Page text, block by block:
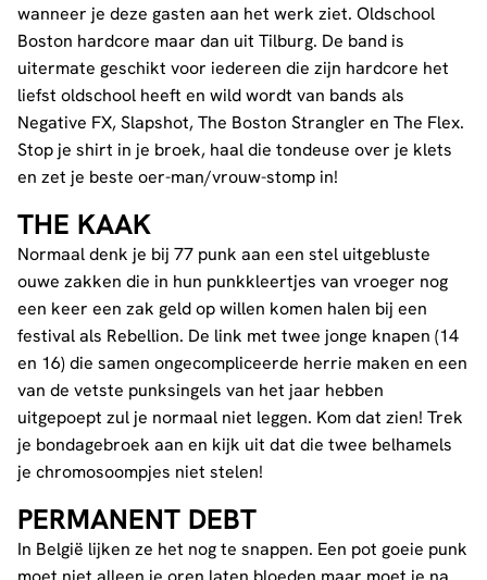
wanneer je deze gasten aan het werk ziet. Oldschool
Boston hardcore maar dan uit Tilburg. De band is
uitermate geschikt voor iedereen die zijn hardcore het
liefst oldschool heeft en wild wordt van bands als
Negative FX, Slapshot, The Boston Strangler en The Flex.
Stop je shirt in je broek, haal die tondeuse over je klets
en zet je beste oer-man/vrouw-stomp in!
THE KAAK
Normaal denk je bij 77 punk aan een stel uitgebluste
ouwe zakken die in hun punkkleertjes van vroeger nog
een keer een zak geld op willen komen halen bij een
festival als Rebellion. De link met twee jonge knapen (14
en 16) die samen ongecompliceerde herrie maken en een
van de vetste punksingels van het jaar hebben
uitgepoept zul je normaal niet leggen. Kom dat zien! Trek
je bondagebroek aan en kijk uit dat die twee belhamels
je chromosoompjes niet stelen!
PERMANENT DEBT
In België lijken ze het nog te snappen. Een pot goeie punk